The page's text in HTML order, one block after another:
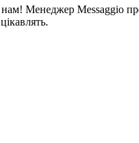
Менеджер Messaggio